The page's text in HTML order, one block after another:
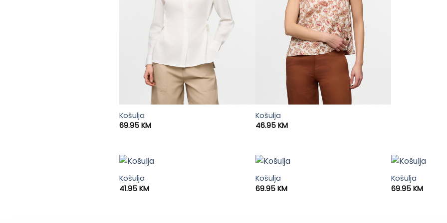
Košulja
69.95 KM
Košulja
46.95 KM
Košulja
41.95 KM
Košulja
69.95 KM
Košulja
69.95 KM